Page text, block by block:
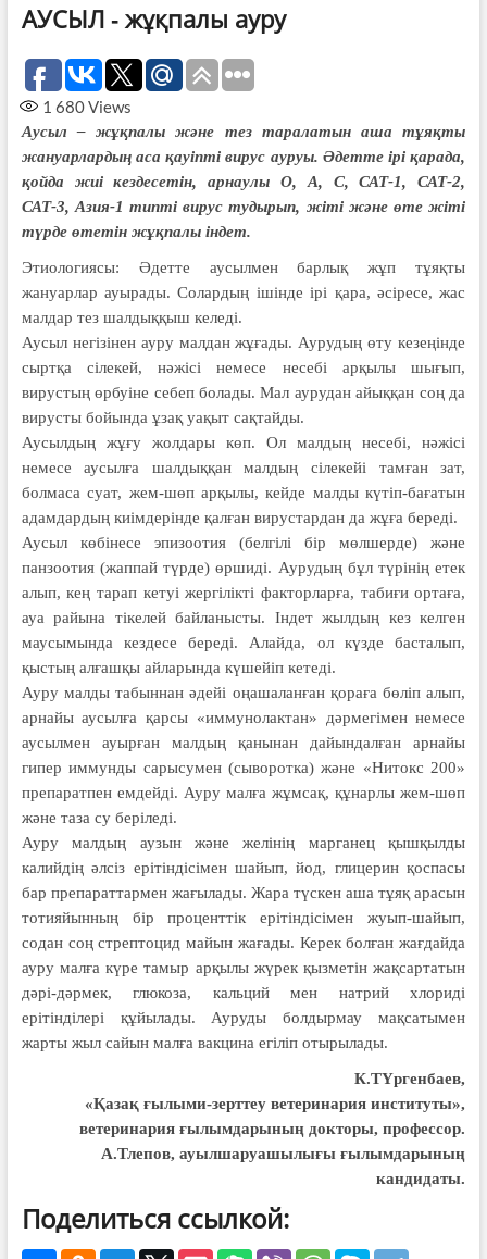
АУСЫЛ ‑ жұқпалы ауру
1 680Views
Аусыл – жұқпалы және тез таралатын аша тұяқты
жануарлардың аса қауіпті вирус ауруы. Әдетте ірі қарада,
қойда жиі кездесетін, арнаулы О, А, С, САТ-1, САТ-2,
САТ-3, Азия-1 типті вирус тудырып, жіті және өте жіті
түрде өтетін жұқпалы індет.
Этиологиясы: Әдетте аусылмен барлық жұп тұяқты
жануарлар ауырады. Солардың ішінде ірі қара, әсіресе, жас
малдар тез шалдыққыш келеді.
Аусыл негізінен ауру малдан жұғады. Аурудың өту кезеңінде
сыртқа сілекей, нәжісі немесе несебі арқылы шығып,
вирустың өрбуіне себеп болады. Мал аурудан айыққан соң да
вирусты бойында ұзақ уақыт сақтайды.
Аусылдың жұғу жолдары көп. Ол малдың несебі, нәжісі
немесе аусылға шалдыққан малдың сілекейі тамған зат,
болмаса суат, жем-шөп арқылы, кейде малды күтіп-бағатын
адамдардың киімдерінде қалған вирустардан да жұға береді.
Аусыл көбінесе эпизоотия (белгілі бір мөлшерде) және
панзоотия (жаппай түрде) өршиді. Аурудың бұл түрінің етек
алып, кең тарап кетуі жергілікті факторларға, табиғи ортаға,
ауа райына тікелей байланысты. Індет жылдың кез келген
маусымында кездесе береді. Алайда, ол күзде басталып,
қыстың алғашқы айларында күшейіп кетеді.
Ауру малды табыннан әдейі оңашаланған қораға бөліп алып,
арнайы аусылға қарсы «иммунолактан» дәрмегімен немесе
аусылмен ауырған малдың қанынан дайындалған арнайы
гипер иммунды сарысумен (сыворотка) және «Нитокс 200»
препаратпен емдейді. Ауру малға жұмсақ, құнарлы жем-шөп
және таза су беріледі.
Ауру малдың аузын және желінің марганец қышқылды
калийдің әлсіз ерітіндісімен шайып, йод, глицерин қоспасы
бар препараттармен жағылады. Жара түскен аша тұяқ арасын
тотияйынның бір проценттік ерітіндісімен жуып-шайып,
содан соң стрептоцид майын жағады. Керек болған жағдайда
ауру малға күре тамыр арқылы жүрек қызметін жақсартатын
дәрі-дәрмек, глюкоза, кальций мен натрий хлориді
ерітінділері құйылады. Ауруды болдырмау мақсатымен
жарты жыл сайын малға вакцина егіліп отырылады.
К.ТҮргенбаев,
«Қазақ ғылыми-зерттеу ветеринария институты»,
ветеринария ғылымдарының докторы, профессор.
А.Тлепов,ауылшаруашылығы ғылымдарының
кандидаты.
Поделиться ссылкой: